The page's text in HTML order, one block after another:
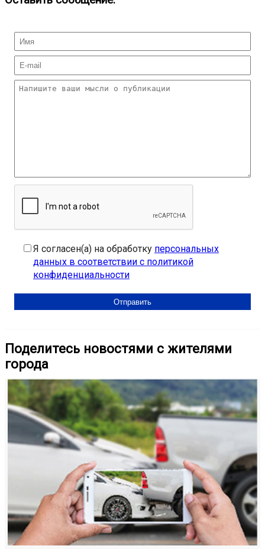
Я согласен(а) на обработку персональных
данных в соответствии с политикой
конфиденциальности
Поделитесь новостями с жителями
города